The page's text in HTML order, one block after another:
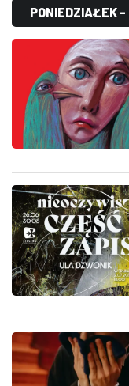
PONIEDZIAŁEK